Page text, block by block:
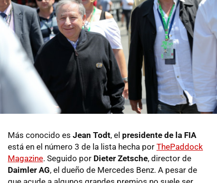
Más conocido es Jean Todt, el presidente de la FIA
está en el número 3 de la lista hecha por ThePaddock
Magazine. Seguido por Dieter Zetsche, director de
Daimler AG, el dueño de Mercedes Benz. A pesar de